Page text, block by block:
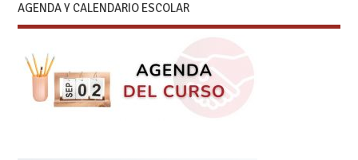
AGENDA Y CALENDARIO ESCOLAR